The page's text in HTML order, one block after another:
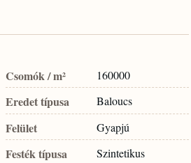
Csomók / m² 160000
Eredet típusa Baloucs
Felület Gyapjú
Festék típusa Szintetikus